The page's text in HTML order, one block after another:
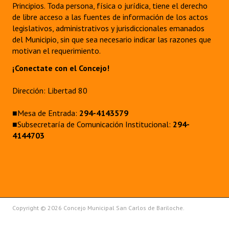
Huéspedes de Honor - Registro
Antiguos Pobladores - Registro
Reconocimientos - Registro
Bariloche, Municipio intercultural
Entrega de distinciones
REFORMA DE LA CARTA ORGÁNICA
Principios. Toda persona, física o jurídica, tiene el derecho
de libre acceso a las fuentes de información de los actos
legislativos, administrativos y jurisdiccionales emanados
del Municipio, sin que sea necesario indicar las razones que
motivan el requerimiento.
¡Conectate con el Concejo!
Dirección: Libertad 80
■Mesa de Entrada: 294-4143579
■Subsecretaría de Comunicación Institucional: 294-
4144703
Copyright © 2026 Concejo Municipal San Carlos de Bariloche.